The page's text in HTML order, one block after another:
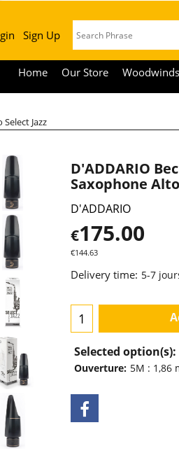
Sign Up
Home Our Store Woodwinds
Jazz
D'ADDARIO
Saxophone
D'ADDARIO
€175.00
€144.63
Delivery time: 5-7
Selected option(s):
Ouverture: 5M : 1,86